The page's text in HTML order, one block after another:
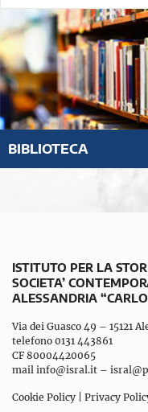
BIBLIOTECA
ISTITUTO PER LA
SOCIETA’
ALESSANDRIA
Via dei Guasco 49 – 15121
telefono 0131 443861
CF 80004420065
mail info@isral.it –
Cookie Policy Privacy